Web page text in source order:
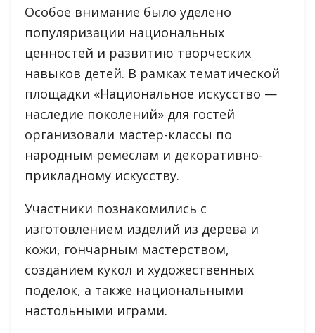
Особое внимание было уделено
популяризации национальных
ценностей и развитию творческих
навыков детей. В рамках тематической
площадки «Национальное искусство —
наследие поколений» для гостей
организовали мастер-классы по
народным ремёслам и декоративно-
прикладному искусству.
Участники познакомились с
изготовлением изделий из дерева и
кожи, гончарным мастерством,
созданием кукол и художественных
поделок, а также национальными
настольными играми.